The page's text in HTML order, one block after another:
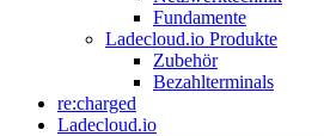
Fundamente
Ladecloud.io Produkte
Zubehör
Bezahlterminals
re:charged
Ladecloud.io